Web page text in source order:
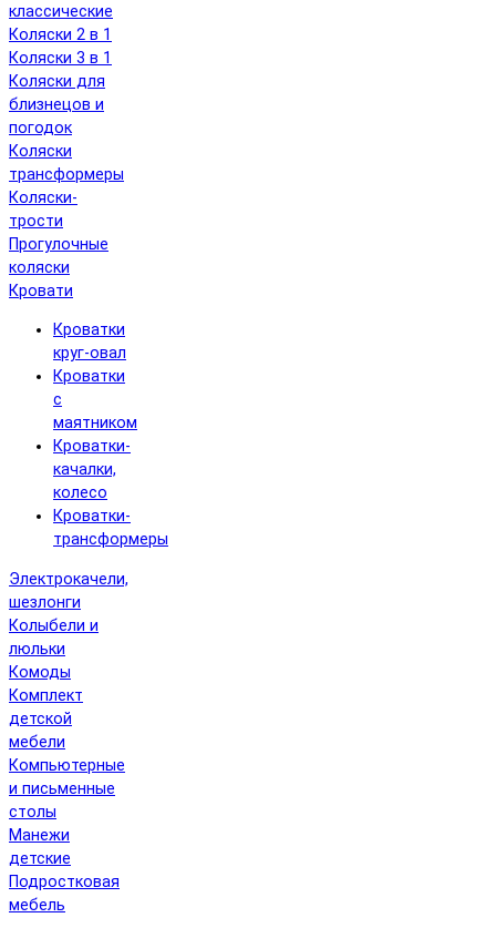
классические
Коляски 2 в 1
Коляски 3 в 1
Коляски для
близнецов и
погодок
Коляски
трансформеры
Коляски-
трости
Прогулочные
коляски
Кровати
Кроватки
круг-овал
Кроватки
с
маятником
Кроватки-
качалки,
колесо
Кроватки-
трансформеры
Электрокачели,
шезлонги
Колыбели и
люльки
Комоды
Комплект
детской
мебели
Компьютерные
и письменные
столы
Манежи
детские
Подростковая
мебель